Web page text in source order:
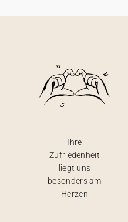
Ihre
Zufriedenheit
liegt uns
besonders am
Herzen